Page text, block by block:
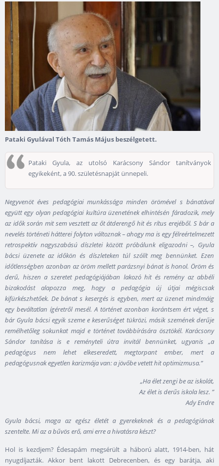
Pataki Gyulával Tóth Tamás Május beszélgetett.
Pataki Gyula, az utolsó Karácsony Sándor tanítványok
egyikeként, a 90. születésnapját ünnepeli.
Negyvenöt éves pedagógiai munkássága minden örömével s bánatával
együtt egy olyan pedagógiai kultúra üzenetének elhintésén fáradozik, mely
az idők során mit sem vesztett az őt átderengő hit és rítus erejéből. S bár a
nevelés történeti hátterei folyton változnak – ahogy ma is egy félreértelmezett
retrospektív nagyszabású díszletei között próbálunk eligazodni –, Gyula
bácsi üzenete az időkön és díszleteken túl szólít meg bennünket. Ezen
időtlenségben azonban az öröm mellett parázsnyi bánat is honol. Öröm és
derű, hiszen a szeretet pedagógiájában lakozó hit és remény az abbéli
bizakodást alapozza meg, hogy a pedagógia új útjai mégiscsak
kifürkészhetőek. De bánat s kesergés is egyben, mert az üzenet mindmáig
egy beváltatlan ígéretről mesél. A történet azonban korántsem ért véget, s
bár Gyula bácsi egyik szeme e keserűséget tükrözi, másik szemének derűje
remélhetőleg sokunkat majd e történet továbbírására ösztökél. Karácsony
Sándor tanítása is e reményteli útra invitál bennünket, ugyanis „a
pedagógus nem lehet elkeseredett, megtorpant ember, mert a
pedagógusnak egyetlen karizmája van: a jövőbe vetett hit optimizmusa.”
„Ha élet zengi be az iskolát,
Az élet is derűs iskola lesz. ”
Ady Endre
Gyula bácsi, maga az egész életét a gyerekeknek és a pedagógiának
szentelte. Mi az a bűvös erő, ami erre a hivatásra készt?
Hol is kezdjem? Édesapám megsérült a háború alatt, 1914-ben, hát
nyugdíjazták. Akkor bent lakott Debrecenben, és egy barátja, aki